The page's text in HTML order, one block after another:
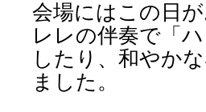
会場にはこの日
レレの伴奏で「
したり、和やか
ました。